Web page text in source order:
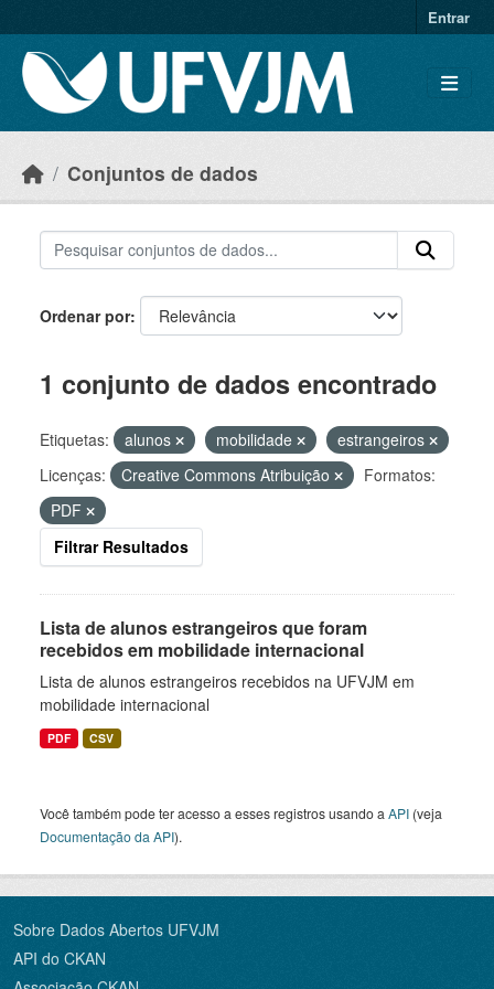
Entrar
Conjuntos de dados
Ordenar por
1 conjunto de dados encontrado
Etiquetas: alunos mobilidade
estrangeiros
Licenças:
Creative Commons Atribuição
Formatos:
PDF
Filtrar Resultados
Lista de alunos estrangeiros que foram
recebidos em mobilidade internacional
Lista de alunos estrangeiros recebidos na UFVJM em
mobilidade internacional
PDF CSV
Você também pode ter acesso a esses registros usando a API (veja
Documentação da API).
Sobre Dados Abertos UFVJM
API do CKAN